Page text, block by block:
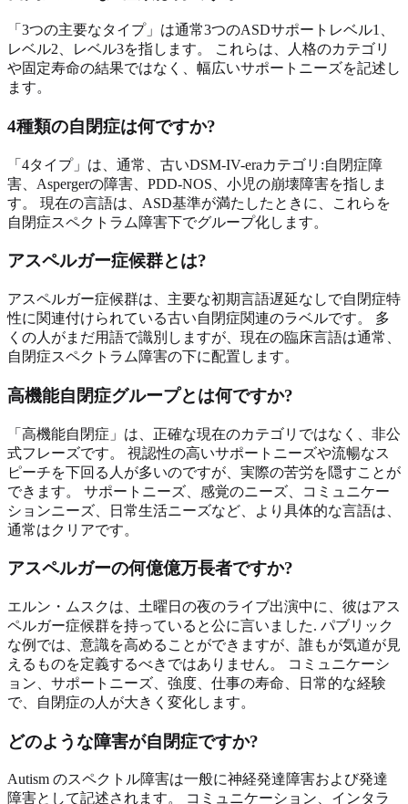
「3つの主要なタイプ」は通常3つのASDサポートレベル1、
レベル2、レベル3を指します。 これらは、人格のカテゴリ
や固定寿命の結果ではなく、幅広いサポートニーズを記述し
ます。
4種類の自閉症は何ですか?
「4タイプ」は、通常、古いDSM-IV-eraカテゴリ:自閉症障
害、Aspergerの障害、PDD-NOS、小児の崩壊障害を指しま
す。 現在の言語は、ASD基準が満たしたときに、これらを
自閉症スペクトラム障害下でグループ化します。
アスペルガー症候群とは?
アスペルガー症候群は、主要な初期言語遅延なしで自閉症特
性に関連付けられている古い自閉症関連のラベルです。 多
くの人がまだ用語で識別しますが、現在の臨床言語は通常、
自閉症スペクトラム障害の下に配置します。
高機能自閉症グループとは何ですか?
「高機能自閉症」は、正確な現在のカテゴリではなく、非公
式フレーズです。 視認性の高いサポートニーズや流暢なス
ピーチを下回る人が多いのですが、実際の苦労を隠すことが
できます。 サポートニーズ、感覚のニーズ、コミュニケー
ションニーズ、日常生活ニーズなど、より具体的な言語は、
通常はクリアです。
アスペルガーの何億億万長者ですか?
エルン・ムスクは、土曜日の夜のライブ出演中に、彼はアス
ペルガー症候群を持っていると公に言いました. パブリック
な例では、意識を高めることができますが、誰もが気道が見
えるものを定義するべきではありません。 コミュニケーシ
ョン、サポートニーズ、強度、仕事の寿命、日常的な経験
で、自閉症の人が大きく変化します。
どのような障害が自閉症ですか?
Autism のスペクトル障害は一般に神経発達障害および発達
障害として記述されます。 コミュニケーション、インタラ